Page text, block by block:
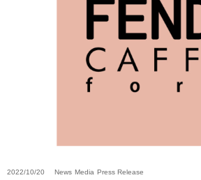
2022/10/20 News Media Press Release